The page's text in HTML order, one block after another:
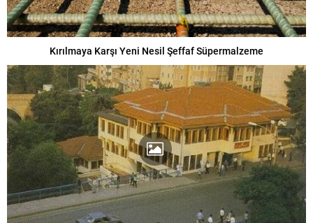
Kırılmaya Karşı Yeni Nesil Şeffaf Süpermalzeme